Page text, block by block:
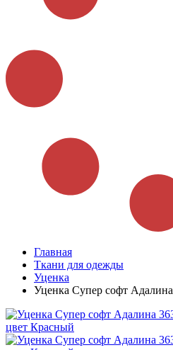
Главная
Ткани для одежды
Уценка
Уценка Супер софт Адалина